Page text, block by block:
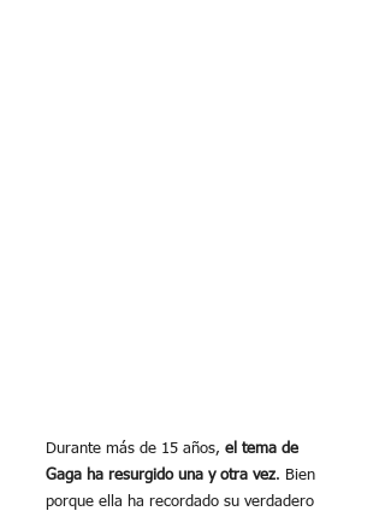
Durante más de 15 años, el tema de
Gaga ha resurgido una y otra vez. Bien
porque ella ha recordado su verdadero